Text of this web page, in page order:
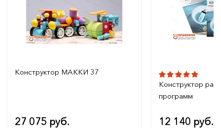
Конструктор МАККИ 37
27 075 руб.
Конструктор
программ
12 140 руб.